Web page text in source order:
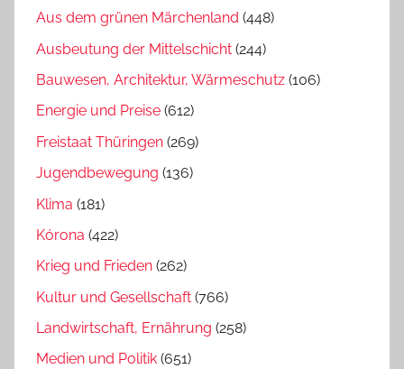
Aus dem grünen Märchenland (448)
Ausbeutung der Mittelschicht (244)
Bauwesen, Architektur, Wärmeschutz (106)
Energie und Preise (612)
Freistaat Thüringen (269)
Jugendbewegung (136)
Klima (181)
Kórona (422)
Krieg und Frieden (262)
Kultur und Gesellschaft (766)
Landwirtschaft, Ernährung (258)
Medien und Politik (651)